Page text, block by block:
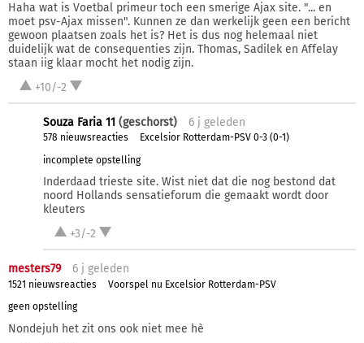
Haha wat is Voetbal primeur toch een smerige Ajax site. "... en
moet psv-Ajax missen". Kunnen ze dan werkelijk geen een bericht
gewoon plaatsen zoals het is? Het is dus nog helemaal niet
duidelijk wat de consequenties zijn. Thomas, Sadilek en Affelay
staan iig klaar mocht het nodig zijn.
+10/-2
Souza Faria 11 (geschorst) 6 j geleden
578 nieuwsreacties
Excelsior Rotterdam-PSV 0-3 (0-1)
incomplete opstelling
Inderdaad trieste site. Wist niet dat die nog bestond dat
noord Hollands sensatieforum die gemaakt wordt door
kleuters
+3/-2
mesters79 6 j geleden
1521 nieuwsreacties
Voorspel nu Excelsior Rotterdam-PSV
geen opstelling
Nondejuh het zit ons ook niet mee hè